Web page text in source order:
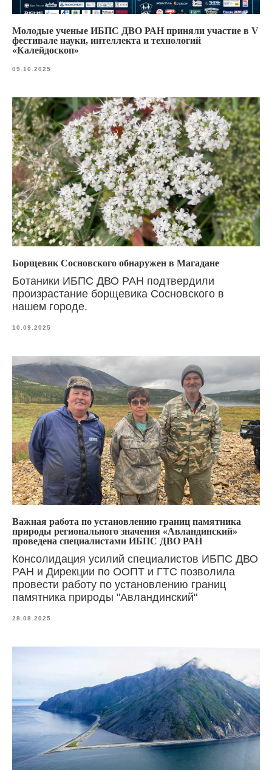
Молодые ученые ИБПС ДВО РАН приняли участие в V
фестивале науки, интеллекта и технологий
«Калейдоскоп»
09.10.2025
Борщевик Сосновского обнаружен в Магадане
Ботаники ИБПС ДВО РАН подтвердили
произрастание борщевика Сосновского в
нашем городе.
10.09.2025
Важная работа по установлению границ памятника
природы регионального значения «Авландинский»
проведена специалистами ИБПС ДВО РАН
Консолидация усилий специалистов ИБПС ДВО
РАН и Дирекции по ООПТ и ГТС позволила
провести работу по установлению границ
памятника природы "Авландинский"
28.08.2025